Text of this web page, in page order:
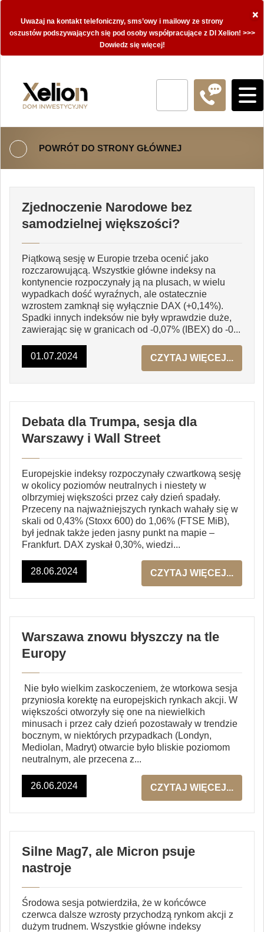
×
Uważaj na kontakt telefoniczny, sms’owy i mailowy ze strony
oszustów podszywających się pod osoby współpracujące z DI Xelion! >>>
Dowiedz się więcej!
POWRÓT DO STRONY GŁÓWNEJ
Zjednoczenie Narodowe bez
samodzielnej większości?
Piątkową sesję w Europie trzeba ocenić jako
rozczarowującą. Wszystkie główne indeksy na
kontynencie rozpoczynały ją na plusach, w wielu
wypadkach dość wyraźnych, ale ostatecznie
wzrostem zamknął się wyłącznie DAX (+0,14%).
Spadki innych indeksów nie były wprawdzie duże,
zawierając się w granicach od -0,07% (IBEX) do -0...
01.07.2024 CZYTAJ WIĘCEJ...
Debata dla Trumpa, sesja dla
Warszawy i Wall Street
Europejskie indeksy rozpoczynały czwartkową sesję
w okolicy poziomów neutralnych i niestety w
olbrzymiej większości przez cały dzień spadały.
Przeceny na najważniejszych rynkach wahały się w
skali od 0,43% (Stoxx 600) do 1,06% (FTSE MiB),
był jednak także jeden jasny punkt na mapie –
Frankfurt. DAX zyskał 0,30%, wiedzi...
28.06.2024 CZYTAJ WIĘCEJ...
Warszawa znowu błyszczy na tle
Europy
Nie było wielkim zaskoczeniem, że wtorkowa sesja
przyniosła korektę na europejskich rynkach akcji. W
większości otworzyły się one na niewielkich
minusach i przez cały dzień pozostawały w trendzie
bocznym, w niektórych przypadkach (Londyn,
Mediolan, Madryt) otwarcie było bliskie poziomom
neutralnym, ale przecena z...
26.06.2024 CZYTAJ WIĘCEJ...
Silne Mag7, ale Micron psuje
nastroje
Środowa sesja potwierdziła, że w końcówce
czerwca dalsze wzrosty przychodzą rynkom akcji z
dużym trudnem. Wszystkie główne indeksy